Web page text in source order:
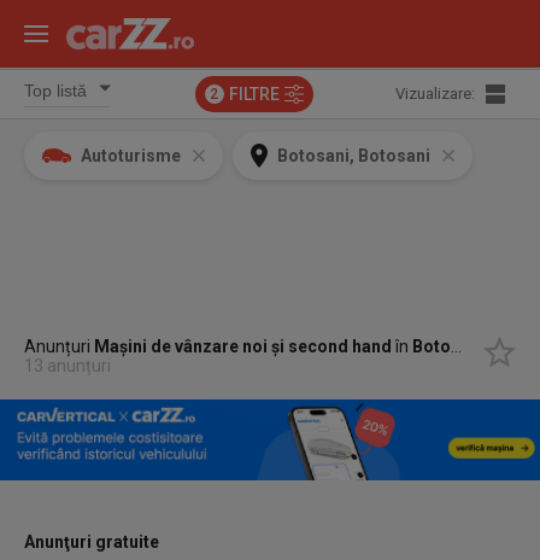
2 FILTRE Vizualizare:
Autoturisme Botosani, Botosani
Anunțuri Mașini de vânzare noi și second hand în Botosani, Botosani
13 anunțuri
Anunţuri gratuite